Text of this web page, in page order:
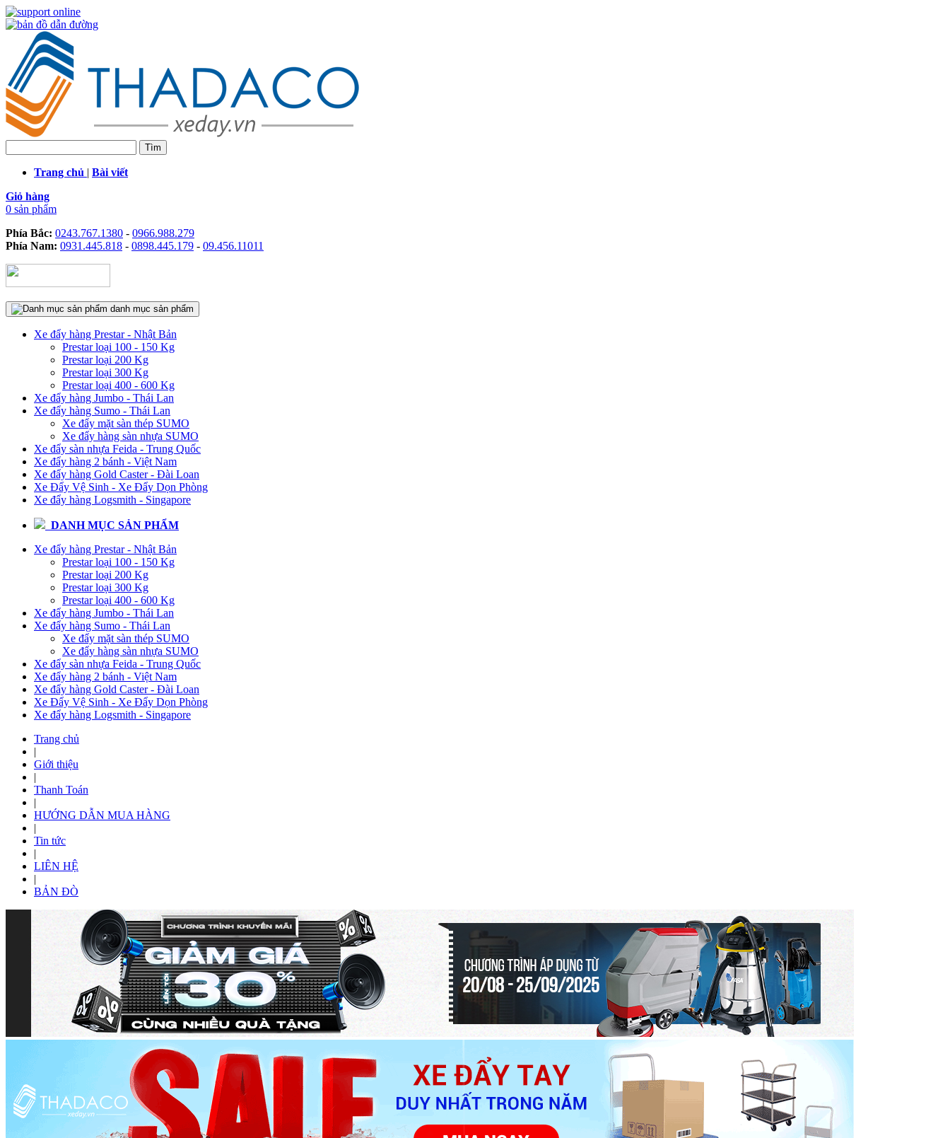
Trang chủ | Bài viết
Giỏ hàng
0 sản phẩm
Phía Bắc: 0243.767.1380 - 0966.988.279
Phía Nam: 0931.445.818 - 0898.445.179 - 09.456.11011
danh mục sản phẩm
Xe đẩy hàng Prestar - Nhật Bản
Prestar loại 100 - 150 Kg
Prestar loại 200 Kg
Prestar loại 300 Kg
Prestar loại 400 - 600 Kg
Xe đẩy hàng Jumbo - Thái Lan
Xe đẩy hàng Sumo - Thái Lan
Xe đẩy mặt sàn thép SUMO
Xe đẩy hàng sàn nhựa SUMO
Xe đẩy sàn nhựa Feida - Trung Quốc
Xe đẩy hàng 2 bánh - Việt Nam
Xe đẩy hàng Gold Caster - Đài Loan
Xe Đẩy Vệ Sinh - Xe Đẩy Dọn Phòng
Xe đẩy hàng Logsmith - Singapore
DANH MỤC SẢN PHẨM
Xe đẩy hàng Prestar - Nhật Bản
Prestar loại 100 - 150 Kg
Prestar loại 200 Kg
Prestar loại 300 Kg
Prestar loại 400 - 600 Kg
Xe đẩy hàng Jumbo - Thái Lan
Xe đẩy hàng Sumo - Thái Lan
Xe đẩy mặt sàn thép SUMO
Xe đẩy hàng sàn nhựa SUMO
Xe đẩy sàn nhựa Feida - Trung Quốc
Xe đẩy hàng 2 bánh - Việt Nam
Xe đẩy hàng Gold Caster - Đài Loan
Xe Đẩy Vệ Sinh - Xe Đẩy Dọn Phòng
Xe đẩy hàng Logsmith - Singapore
Trang chủ
|
Giới thiệu
|
Thanh Toán
|
HƯỚNG DẪN MUA HÀNG
|
Tin tức
|
LIÊN HỆ
|
BẢN ĐÒ